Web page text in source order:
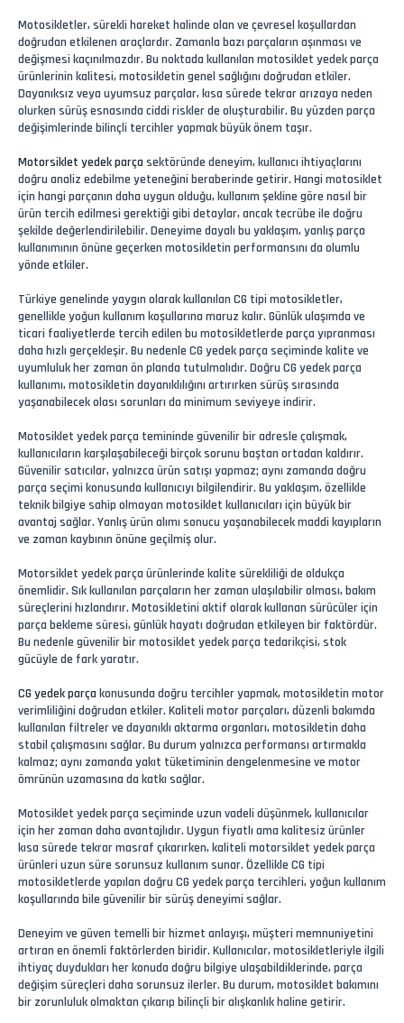
Motosikletler, sürekli hareket halinde olan ve çevresel koşullardan
doğrudan etkilenen araçlardır. Zamanla bazı parçaların aşınması ve
değişmesi kaçınılmazdır. Bu noktada kullanılan motosiklet yedek parça
ürünlerinin kalitesi, motosikletin genel sağlığını doğrudan etkiler.
Dayanıksız veya uyumsuz parçalar, kısa sürede tekrar arızaya neden
olurken sürüş esnasında ciddi riskler de oluşturabilir. Bu yüzden parça
değişimlerinde bilinçli tercihler yapmak büyük önem taşır.
Motorsiklet yedek parça sektöründe deneyim, kullanıcı ihtiyaçlarını
doğru analiz edebilme yeteneğini beraberinde getirir. Hangi motosiklet
için hangi parçanın daha uygun olduğu, kullanım şekline göre nasıl bir
ürün tercih edilmesi gerektiği gibi detaylar, ancak tecrübe ile doğru
şekilde değerlendirilebilir. Deneyime dayalı bu yaklaşım, yanlış parça
kullanımının önüne geçerken motosikletin performansını da olumlu
yönde etkiler.
Türkiye genelinde yaygın olarak kullanılan CG tipi motosikletler,
genellikle yoğun kullanım koşullarına maruz kalır. Günlük ulaşımda ve
ticari faaliyetlerde tercih edilen bu motosikletlerde parça yıpranması
daha hızlı gerçekleşir. Bu nedenle CG yedek parça seçiminde kalite ve
uyumluluk her zaman ön planda tutulmalıdır. Doğru CG yedek parça
kullanımı, motosikletin dayanıklılığını artırırken sürüş sırasında
yaşanabilecek olası sorunları da minimum seviyeye indirir.
Motosiklet yedek parça temininde güvenilir bir adresle çalışmak,
kullanıcıların karşılaşabileceği birçok sorunu baştan ortadan kaldırır.
Güvenilir satıcılar, yalnızca ürün satışı yapmaz; aynı zamanda doğru
parça seçimi konusunda kullanıcıyı bilgilendirir. Bu yaklaşım, özellikle
teknik bilgiye sahip olmayan motosiklet kullanıcıları için büyük bir
avantaj sağlar. Yanlış ürün alımı sonucu yaşanabilecek maddi kayıpların
ve zaman kaybının önüne geçilmiş olur.
Motorsiklet yedek parça ürünlerinde kalite sürekliliği de oldukça
önemlidir. Sık kullanılan parçaların her zaman ulaşılabilir olması, bakım
süreçlerini hızlandırır. Motosikletini aktif olarak kullanan sürücüler için
parça bekleme süresi, günlük hayatı doğrudan etkileyen bir faktördür.
Bu nedenle güvenilir bir motosiklet yedek parça tedarikçisi, stok
gücüyle de fark yaratır.
CG yedek parça konusunda doğru tercihler yapmak, motosikletin motor
verimliliğini doğrudan etkiler. Kaliteli motor parçaları, düzenli bakımda
kullanılan filtreler ve dayanıklı aktarma organları, motosikletin daha
stabil çalışmasını sağlar. Bu durum yalnızca performansı artırmakla
kalmaz; aynı zamanda yakıt tüketiminin dengelenmesine ve motor
ömrünün uzamasına da katkı sağlar.
Motosiklet yedek parça seçiminde uzun vadeli düşünmek, kullanıcılar
için her zaman daha avantajlıdır. Uygun fiyatlı ama kalitesiz ürünler
kısa sürede tekrar masraf çıkarırken, kaliteli motorsiklet yedek parça
ürünleri uzun süre sorunsuz kullanım sunar. Özellikle CG tipi
motosikletlerde yapılan doğru CG yedek parça tercihleri, yoğun kullanım
koşullarında bile güvenilir bir sürüş deneyimi sağlar.
Deneyim ve güven temelli bir hizmet anlayışı, müşteri memnuniyetini
artıran en önemli faktörlerden biridir. Kullanıcılar, motosikletleriyle ilgili
ihtiyaç duydukları her konuda doğru bilgiye ulaşabildiklerinde, parça
değişim süreçleri daha sorunsuz ilerler. Bu durum, motosiklet bakımını
bir zorunluluk olmaktan çıkarıp bilinçli bir alışkanlık haline getirir.